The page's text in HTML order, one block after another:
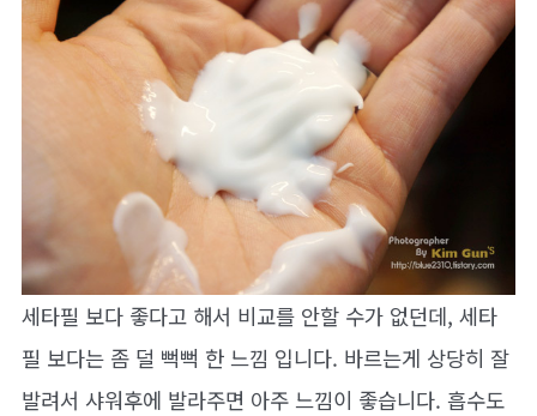
세타필 보다 좋다고 해서 비교를 안할 수가 없던데, 세타
필 보다는 좀 덜 뻑뻑 한 느낌 입니다. 바르는게 상당히 잘
발려서 샤워후에 발라주면 아주 느낌이 좋습니다. 흡수도